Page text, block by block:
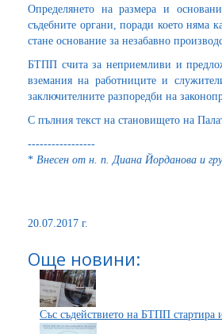
Определянето на размера и
съдебните органи, поради което няма
стане основание за незабавно
БТПП счита за неприемливи и
вземания на работниците и
заключителните разпоредби на
С пълния текст на становището на
-----------------
* Внесен от н. п. Диана Йорданова и
20.07.2017 г.
Още новини:
Със съдействието на БТПП стартира